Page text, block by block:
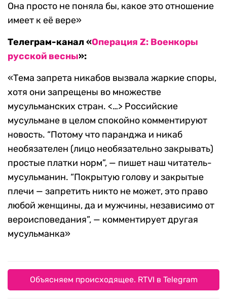
Она просто не поняла бы, какое это отношение
имеет к её вере»
Телеграм-канал «Операция Z: Военкоры
русской весны»:
«Тема запрета никабов вызвала жаркие споры,
хотя они запрещены во множестве
мусульманских стран. <…> Российские
мусульмане в целом спокойно комментируют
новость. “Потому что паранджа и никаб
необязателен (лицо необязательно закрывать)
простые платки норм”, — пишет наш читатель-
мусульманин. “Покрытую голову и закрытые
плечи — запретить никто не может, это право
любой женщины, да и мужчины, независимо от
вероисповедания”, — комментирует другая
мусульманка»
Объясняем происходящее. RTVI в Telegram